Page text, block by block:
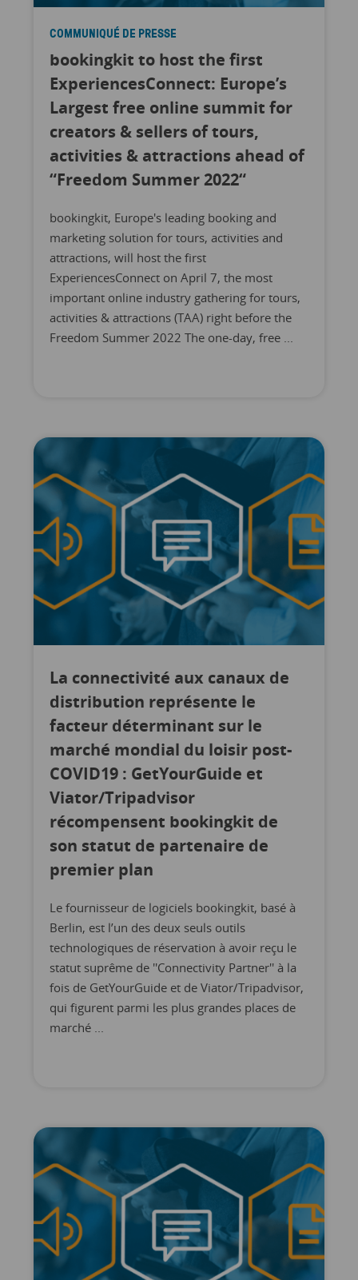
COMMUNIQUÉ DE PRESSE
bookingkit to host the first
ExperiencesConnect: Europe’s
Largest free online summit for
creators & sellers of tours,
activities & attractions ahead of
“Freedom Summer 2022“
bookingkit, Europe's leading booking and
marketing solution for tours, activities and
attractions, will host the first
ExperiencesConnect on April 7, the most
important online industry gathering for tours,
activities & attractions (TAA) right before the
Freedom Summer 2022 The one-day, free ...
La connectivité aux canaux de
distribution représente le
facteur déterminant sur le
marché mondial du loisir post-
COVID19 : GetYourGuide et
Viator/Tripadvisor
récompensent bookingkit de
son statut de partenaire de
premier plan
Le fournisseur de logiciels bookingkit, basé à
Berlin, est l’un des deux seuls outils
technologiques de réservation à avoir reçu le
statut suprême de ''Connectivity Partner'' à la
fois de GetYourGuide et de Viator/Tripadvisor,
qui figurent parmi les plus grandes places de
marché ...